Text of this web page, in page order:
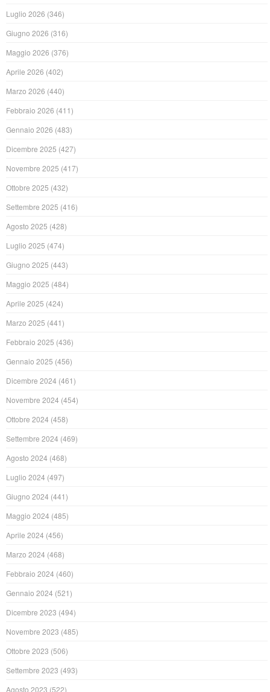
Luglio 2026 (346)
Giugno 2026 (316)
Maggio 2026 (376)
Aprile 2026 (402)
Marzo 2026 (440)
Febbraio 2026 (411)
Gennaio 2026 (483)
Dicembre 2025 (427)
Novembre 2025 (417)
Ottobre 2025 (432)
Settembre 2025 (416)
Agosto 2025 (428)
Luglio 2025 (474)
Giugno 2025 (443)
Maggio 2025 (484)
Aprile 2025 (424)
Marzo 2025 (441)
Febbraio 2025 (436)
Gennaio 2025 (456)
Dicembre 2024 (461)
Novembre 2024 (454)
Ottobre 2024 (458)
Settembre 2024 (469)
Agosto 2024 (468)
Luglio 2024 (497)
Giugno 2024 (441)
Maggio 2024 (485)
Aprile 2024 (456)
Marzo 2024 (468)
Febbraio 2024 (460)
Gennaio 2024 (521)
Dicembre 2023 (494)
Novembre 2023 (485)
Ottobre 2023 (506)
Settembre 2023 (493)
Agosto 2023 (522)